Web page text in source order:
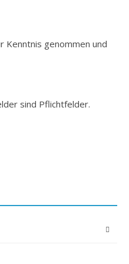
Kenntnis genommen und
sind Pflichtfelder.